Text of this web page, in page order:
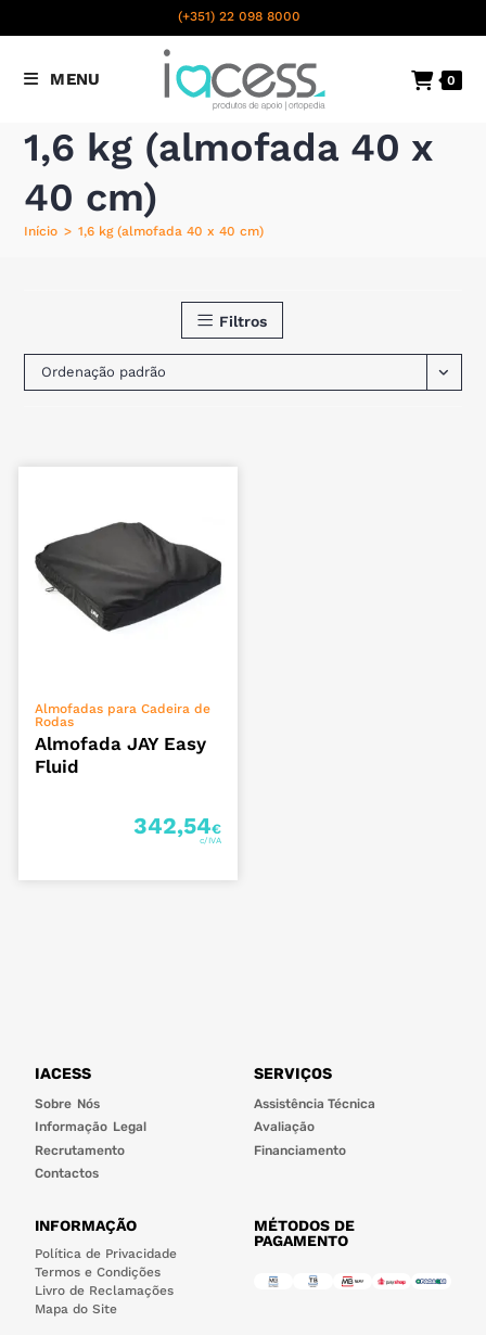
(+351) 22 098 8000
nacional
MENU 0
1,6 kg (almofada 40 x
40 cm)
Início > 1,6 kg (almofada 40 x 40 cm)
Filtros
Ordenação padrão
VER OPÇÕES
Almofadas para Cadeira de
Rodas
Almofada JAY Easy
Fluid
342,54€
IACESS
Sobre Nós
Informação Legal
Recrutamento
Contactos
SERVIÇOS
Assistência Técnica
Avaliação
Financiamento
INFORMAÇÃO
Política de Privacidade
Termos e Condições
Livro de Reclamações
Mapa do Site
MÉTODOS DE
PAGAMENTO